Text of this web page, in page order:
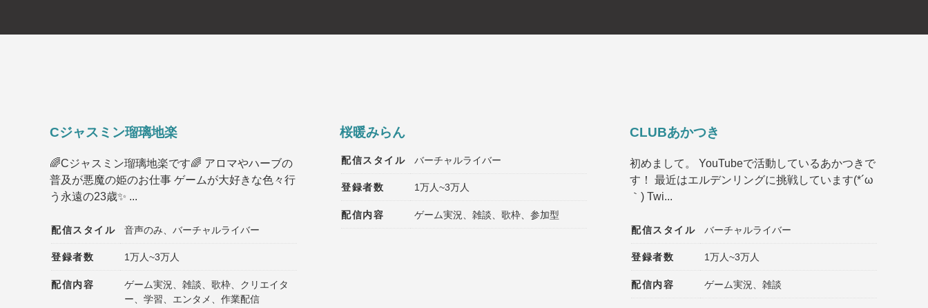
Cジャスミン瑠璃地楽
🌈Cジャスミン瑠璃地楽です🌈 アロマやハーブの
普及が悪魔の姫のお仕事 ゲームが大好きな色々行
う永遠の23歳✨ ...
配信スタイル 音声のみ、バーチャルライバー
登録者数 1万人~3万人
配信内容
ゲーム実況、雑談、歌枠、クリエイタ
ー、学習、エンタメ、作業配信
桜暖みらん
配信スタイル バーチャルライバー
登録者数 1万人~3万人
配信内容 ゲーム実況、雑談、歌枠、参加型
CLUBあかつき
初めまして。 YouTubeで活動しているあかつきで
す！ 最近はエルデンリングに挑戦しています(*´ω
｀) Twi...
配信スタイル バーチャルライバー
登録者数 1万人~3万人
配信内容 ゲーム実況、雑談